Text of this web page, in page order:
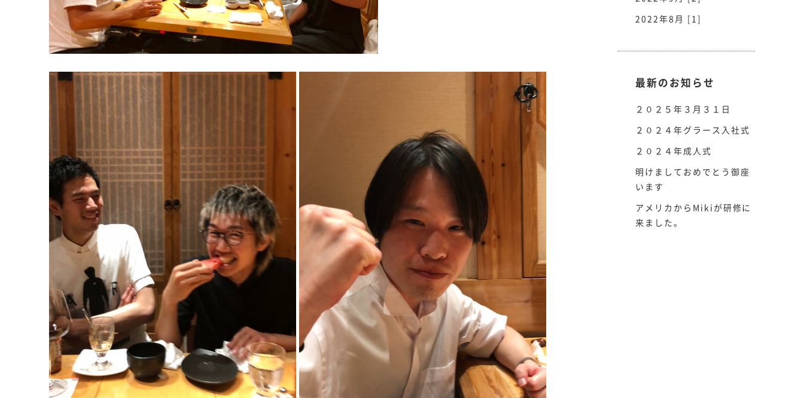
2022年8月 [1]
最新のお知らせ
２０２５年３月３１日
２０２４年グラース入社式
２０２４年成人式
明けましておめでとう御座
います
アメリカからMikiが研修に
来ました。